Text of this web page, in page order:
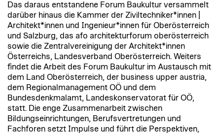
Das daraus entstandene Forum Baukultur versammelt
darüber hinaus die Kammer der Ziviltechniker*innen |
Architekt*innen und Ingenieur*innen für Oberösterreich
und Salzburg, das afo architekturforum oberösterreich
sowie die Zentralvereinigung der Architekt*innen
Österreichs, Landesverband Oberösterreich. Weiters
findet die Arbeit des Forum Baukultur im Austausch mit
dem Land Oberösterreich, der business upper austria,
dem Regionalmanagement OÖ und dem
Bundesdenkmalamt, Landeskonservatorat für OÖ,
statt. Die enge Zusammenarbeit zwischen
Bildungseinrichtungen, Berufsvertretungen und
Fachforen setzt Impulse und führt die Perspektiven,